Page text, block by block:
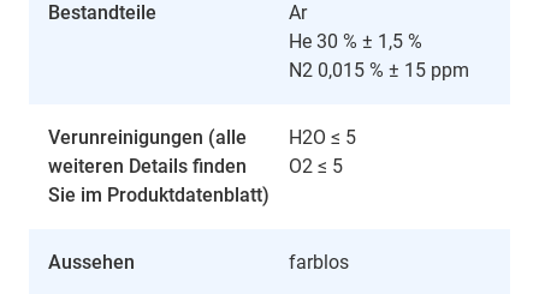
Bestandteile
Ar
He 30 % ± 1,5 %
N2 0,015 % ± 15 ppm
Verunreinigungen (alle
weiteren Details finden
Sie im Produktdatenblatt)
H2O ≤ 5
O2 ≤ 5
Aussehen farblos